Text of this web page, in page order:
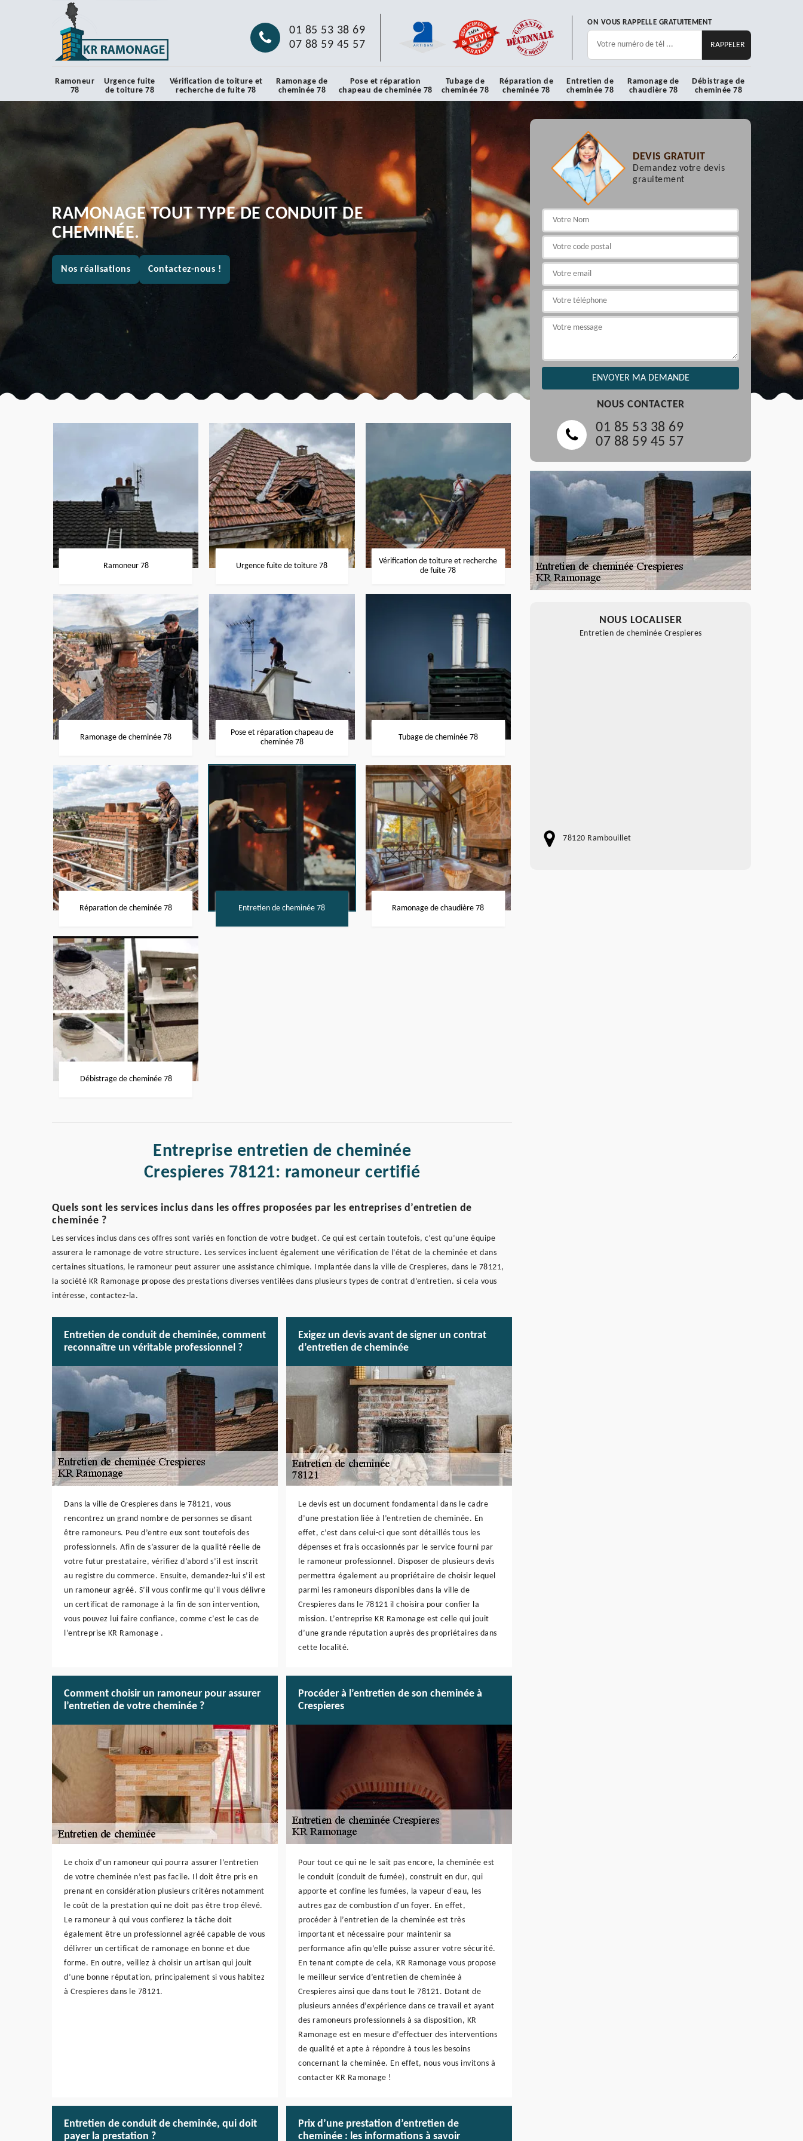
01 85 53 38 69
07 88 59 45 57
ON VOUS RAPPELLE GRATUITEMENT
Ramoneur
78
Urgence fuite
de toiture 78
Vérification de toiture et
recherche de fuite 78
Ramonage de
cheminée 78
Pose et réparation
chapeau de cheminée 78
Tubage de
cheminée 78
Réparation de
cheminée 78
Entretien de
cheminée 78
Ramonage de
chaudière 78
Débistrage de
cheminée 78
RAMONAGE TOUT TYPE DE CONDUIT DE
CHEMINÉE.
Nos réalisations Contactez-nous !
Ramoneur 78 Urgence fuite de toiture 78
Vérification de toiture et recherche
de fuite 78
Ramonage de cheminée 78
Pose et réparation chapeau de
cheminée 78
Tubage de cheminée 78
Réparation de cheminée 78 Entretien de cheminée 78 Ramonage de chaudière 78
Débistrage de cheminée 78
Entreprise entretien de cheminée
Crespieres 78121: ramoneur certifié
Quels sont les services inclus dans les offres proposées par les entreprises d’entretien de
cheminée ?
Les services inclus dans ces offres sont variés en fonction de votre budget. Ce qui est certain toutefois, c’est qu’une équipe
assurera le ramonage de votre structure. Les services incluent également une vérification de l’état de la cheminée et dans
certaines situations, le ramoneur peut assurer une assistance chimique. Implantée dans la ville de Crespieres, dans le 78121,
la société KR Ramonage propose des prestations diverses ventilées dans plusieurs types de contrat d’entretien. si cela vous
intéresse, contactez-la.
Entretien de conduit de cheminée, comment
reconnaître un véritable professionnel ?
Dans la ville de Crespieres dans le 78121, vous
rencontrez un grand nombre de personnes se disant
être ramoneurs. Peu d’entre eux sont toutefois des
professionnels. Afin de s’assurer de la qualité réelle de
votre futur prestataire, vérifiez d’abord s’il est inscrit
au registre du commerce. Ensuite, demandez-lui s’il est
un ramoneur agréé. S’il vous confirme qu’il vous délivre
un certificat de ramonage à la fin de son intervention,
vous pouvez lui faire confiance, comme c’est le cas de
l’entreprise KR Ramonage .
Exigez un devis avant de signer un contrat
d’entretien de cheminée
Le devis est un document fondamental dans le cadre
d’une prestation liée à l’entretien de cheminée. En
effet, c’est dans celui-ci que sont détaillés tous les
dépenses et frais occasionnés par le service fourni par
le ramoneur professionnel. Disposer de plusieurs devis
permettra également au propriétaire de choisir lequel
parmi les ramoneurs disponibles dans la ville de
Crespieres dans le 78121 il choisira pour confier la
mission. L’entreprise KR Ramonage est celle qui jouit
d’une grande réputation auprès des propriétaires dans
cette localité.
Comment choisir un ramoneur pour assurer
l’entretien de votre cheminée ?
Le choix d’un ramoneur qui pourra assurer l’entretien
de votre cheminée n’est pas facile. Il doit être pris en
prenant en considération plusieurs critères notamment
le coût de la prestation qui ne doit pas être trop élevé.
Le ramoneur à qui vous confierez la tâche doit
également être un professionnel agréé capable de vous
délivrer un certificat de ramonage en bonne et due
forme. En outre, veillez à choisir un artisan qui jouit
d’une bonne réputation, principalement si vous habitez
à Crespieres dans le 78121.
Procéder à l’entretien de son cheminée à
Crespieres
Pour tout ce qui ne le sait pas encore, la cheminée est
le conduit (conduit de fumée), construit en dur, qui
apporte et confine les fumées, la vapeur d'eau, les
autres gaz de combustion d'un foyer. En effet,
procéder à l’entretien de la cheminée est très
important et nécessaire pour maintenir sa
performance afin qu’elle puisse assurer votre sécurité.
En tenant compte de cela, KR Ramonage vous propose
le meilleur service d’entretien de cheminée à
Crespieres ainsi que dans tout le 78121. Dotant de
plusieurs années d’expérience dans ce travail et ayant
des ramoneurs professionnels à sa disposition, KR
Ramonage est en mesure d’effectuer des interventions
de qualité et apte à répondre à tous les besoins
concernant la cheminée. En effet, nous vous invitons à
contacter KR Ramonage !
Entretien de conduit de cheminée, qui doit
payer la prestation ?
Prix d’une prestation d’entretien de
cheminée : les informations à savoir
DEVIS GRATUIT
Demandez votre devis
grauitement
NOUS CONTACTER
01 85 53 38 69
07 88 59 45 57
NOUS LOCALISER
Entretien de cheminée Crespieres
78120 Rambouillet